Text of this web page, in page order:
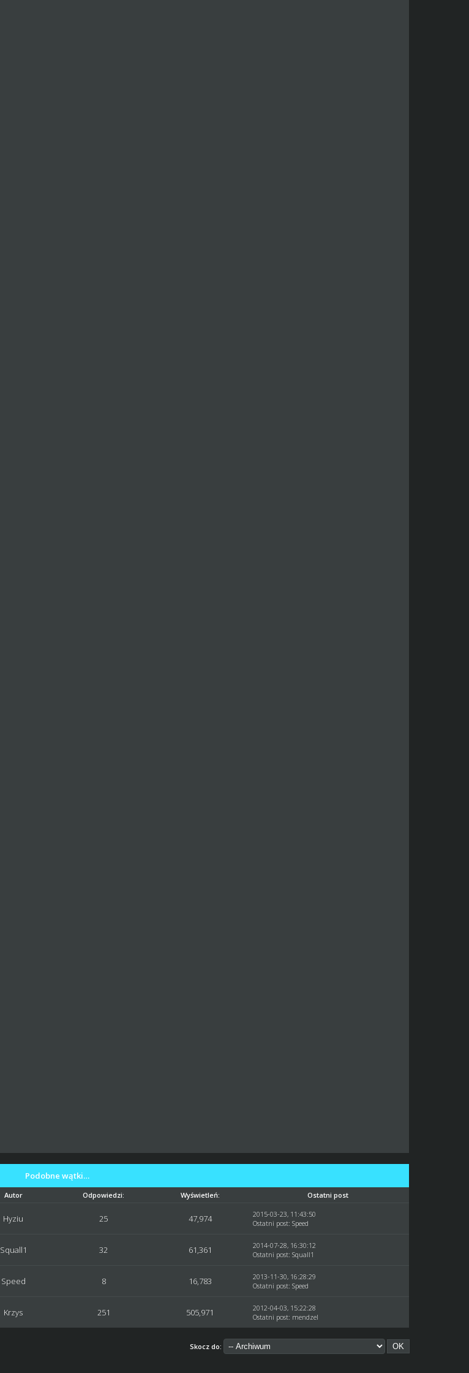
Podobne wątki…
Autor Odpowiedzi: Wyświetleń: Ostatni post
Hyziu 25 47,974
2015-03-23, 11:43:50
Ostatni post:Speed
Squall1 32 61,361
2014-07-28, 16:30:12
Ostatni post:Squall1
Speed 8 16,783
2013-11-30, 16:28:29
Ostatni post:Speed
Krzys 251 505,971
2012-04-03, 15:22:28
Ostatni post: mendzel
Skocz do: